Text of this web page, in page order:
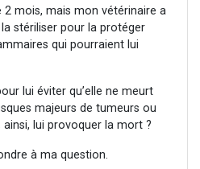
2 mois, mais mon vétérinaire a
stériliser pour la protéger
qui pourraient lui
lui éviter qu’elle ne meurt
majeurs de tumeurs ou
lui provoquer la mort ?
à ma question.